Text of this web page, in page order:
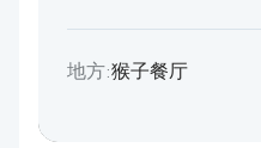
地方:猴子餐厅